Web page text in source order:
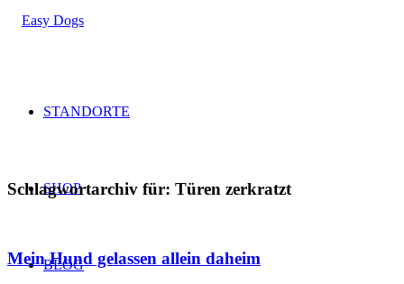
STANDORTE
SHOP
BLOG
Schlagwortarchiv für: Türen zerkratzt
Mein Hund gelassen allein daheim